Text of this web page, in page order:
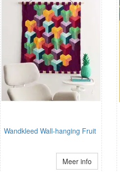
Wandkleed Wall-hanging Fruit
Meer info